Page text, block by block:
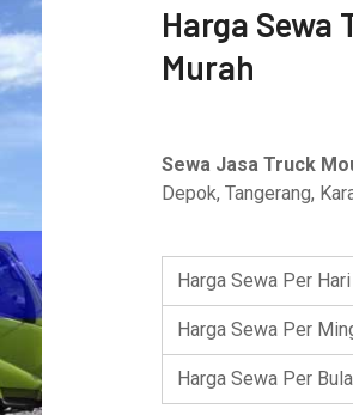
Harga Sewa
Murah
Sewa Jasa Truck
Depok, Tangerang,
Harga Sewa Per Hari
Harga Sewa Per
Harga Sewa Per